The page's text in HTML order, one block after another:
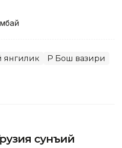
янгилик ҚР Бош вазири
сунъий